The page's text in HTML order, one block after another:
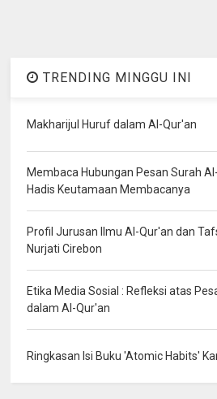
TRENDING MINGGU INI
Makharijul Huruf dalam Al-Qur'an
Membaca Hubungan Pesan Surah
Hadis Keutamaan Membacanya
Profil Jurusan Ilmu Al-Qur'an dan
Nurjati Cirebon
Etika Media Sosial : Refleksi atas
dalam Al-Qur'an
Ringkasan Isi Buku 'Atomic Habits'